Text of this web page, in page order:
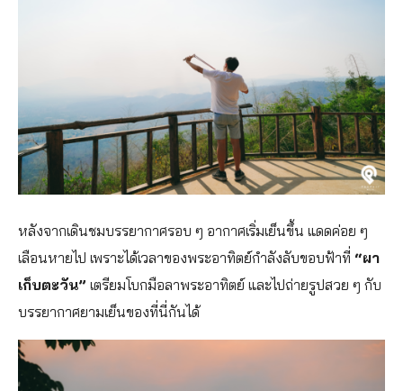
หลังจากเดินชมบรรยากาศรอบ ๆ อากาศเริ่มเย็นขึ้น แดดค่อย ๆ
เลือนหายไป เพราะได้เวลาของพระอาทิตย์กำลังลับขอบฟ้าที่ “ผา
เก็บตะวัน” เตรียมโบกมือลาพระอาทิตย์ และไปถ่ายรูปสวย ๆ กับ
บรรยากาศยามเย็นของที่นี่กันได้